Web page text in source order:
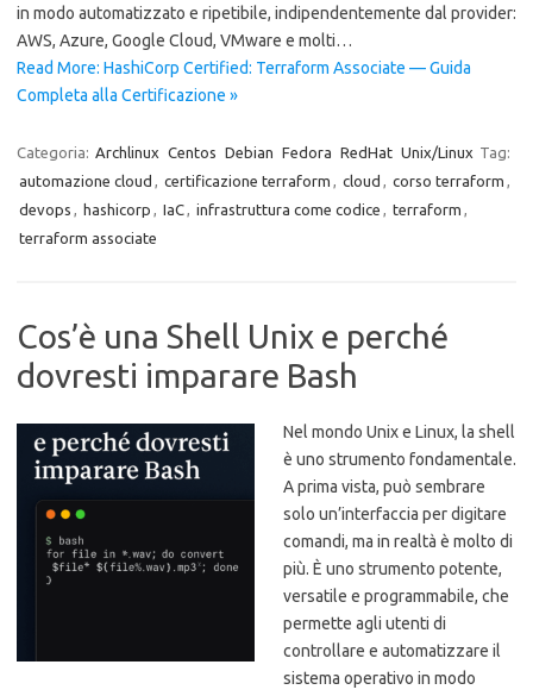
in modo automatizzato e ripetibile, indipendentemente dal provider:
AWS, Azure, Google Cloud, VMware e molti…
Read More: HashiCorp Certified: Terraform Associate — Guida
Completa alla Certificazione »
Categoria: Archlinux Centos Debian Fedora RedHat Unix/Linux Tag:
automazione cloud , certificazione terraform , cloud , corso terraform ,
devops , hashicorp , IaC, infrastruttura come codice , terraform ,
terraform associate
Cos’è una Shell Unix e perché
dovresti imparare Bash
Nel mondo Unix e Linux, la shell
è uno strumento fondamentale.
A prima vista, può sembrare
solo un’interfaccia per digitare
comandi, ma in realtà è molto di
più. È uno strumento potente,
versatile e programmabile, che
permette agli utenti di
controllare e automatizzare il
sistema operativo in modo